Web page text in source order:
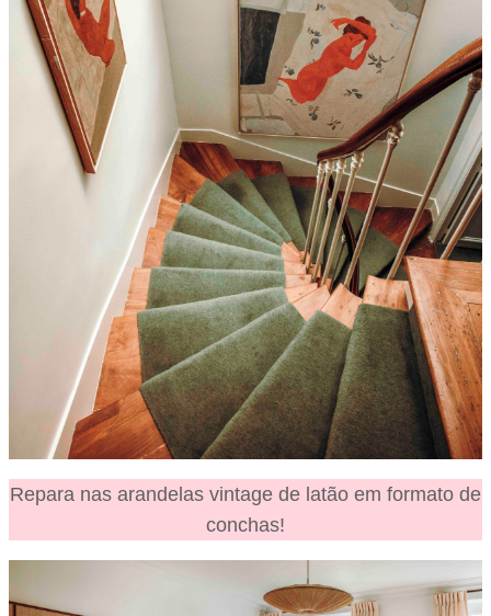
Repara nas arandelas vintage de latão em formato de
conchas!